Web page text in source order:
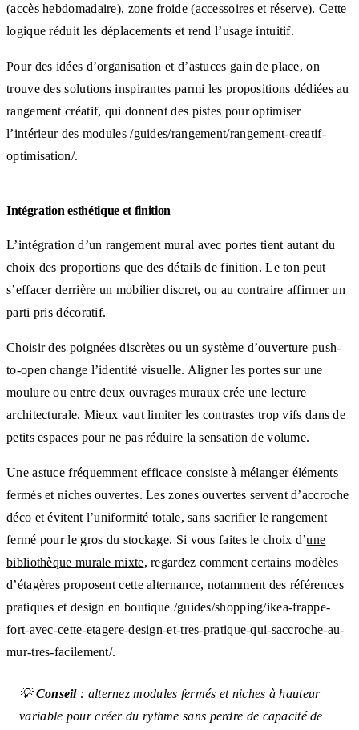
(accès hebdomadaire), zone froide (accessoires et réserve). Cette
logique réduit les déplacements et rend l’usage intuitif.
Pour des idées d’organisation et d’astuces gain de place, on
trouve des solutions inspirantes parmi les propositions dédiées au
rangement créatif, qui donnent des pistes pour optimiser
l’intérieur des modules /guides/rangement/rangement-creatif-
optimisation/.
Intégration esthétique et finition
L’intégration d’un rangement mural avec portes tient autant du
choix des proportions que des détails de finition. Le ton peut
s’effacer derrière un mobilier discret, ou au contraire affirmer un
parti pris décoratif.
Choisir des poignées discrètes ou un système d’ouverture push-
to-open change l’identité visuelle. Aligner les portes sur une
moulure ou entre deux ouvrages muraux crée une lecture
architecturale. Mieux vaut limiter les contrastes trop vifs dans de
petits espaces pour ne pas réduire la sensation de volume.
Une astuce fréquemment efficace consiste à mélanger éléments
fermés et niches ouvertes. Les zones ouvertes servent d’accroche
déco et évitent l’uniformité totale, sans sacrifier le rangement
fermé pour le gros du stockage. Si vous faites le choix d’une
bibliothèque murale mixte, regardez comment certains modèles
d’étagères proposent cette alternance, notamment des références
pratiques et design en boutique /guides/shopping/ikea-frappe-
fort-avec-cette-etagere-design-et-tres-pratique-qui-saccroche-au-
mur-tres-facilement/.
💡Conseil: alternez modules fermés et niches à hauteur
variable pour créer du rythme sans perdre de capacité de